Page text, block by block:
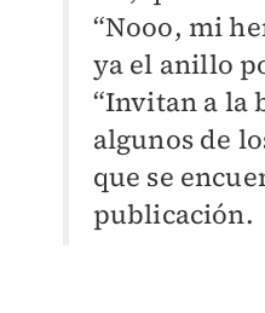
“Nooo, mi
ya el anillo
“Invitan a la
algunos de
que se
publicación.